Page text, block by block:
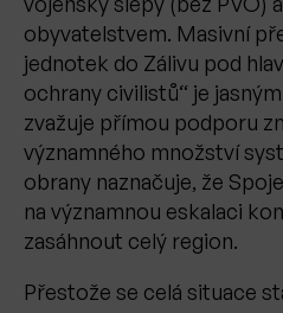
obyvatelstvem. Masivní
jednotek do Zálivu pod
ochrany civilistů“ je
zvažuje přímou podporu
významného množství
obrany naznačuje, že
na významnou eskalaci
zasáhnout celý region.
Přestože se celá situace